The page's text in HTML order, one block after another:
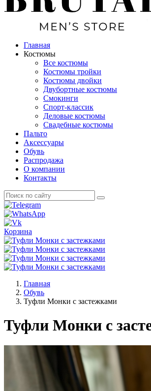
Главная
Костюмы
Все костюмы
Костюмы тройки
Костюмы двойки
Двубортные костюмы
Смокинги
Спорт-классик
Деловые костюмы
Свадебные костюмы
Пальто
Аксессуары
Обувь
Распродажа
О компании
Контакты
Корзина
Главная
Обувь
Туфли Монки с застежками
Туфли Монки с